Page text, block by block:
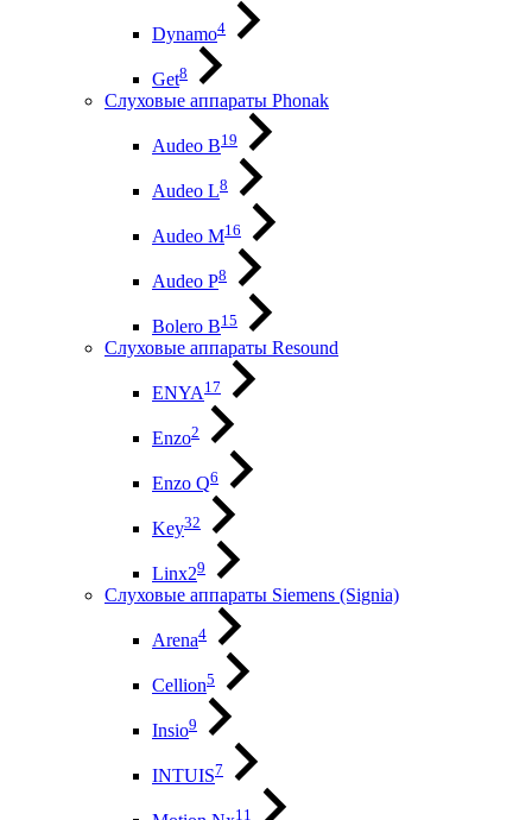
Dynamo4
Get8
Слуховые аппараты Phonak
Audeo B19
Audeo L8
Audeo М16
Audeo P8
Bolero B15
Слуховые аппараты Resound
ENYA 17
Enzo2
Enzo Q6
Key32
Linx29
Слуховые аппараты Siemens (Signia)
Arena4
Cellion5
Insio9
INTUIS7
11